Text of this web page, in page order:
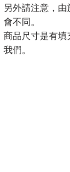
另外請注意，
會不同。
商品尺寸是有
我們。